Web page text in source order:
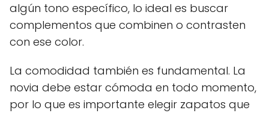
algún tono específico, lo ideal es buscar
complementos que combinen o contrasten
con ese color.
La comodidad también es fundamental. La
novia debe estar cómoda en todo momento,
por lo que es importante elegir zapatos que